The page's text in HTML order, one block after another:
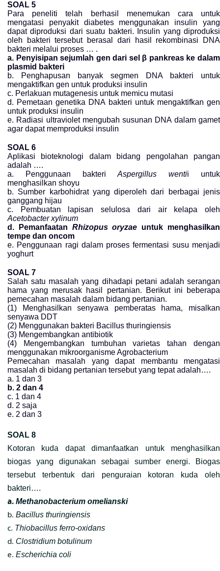
SOAL 5
Para peneliti telah berhasil menemukan cara untuk
mengatasi penyakit diabetes menggunakan insulin yang
dapat diproduksi dari suatu bakteri. Insulin yang diproduksi
oleh bakteri tersebut berasal dari hasil rekombinasi DNA
bakteri melalui proses … .
a. Penyisipan sejumlah gen dari sel β pankreas ke dalam
plasmid bakteri
b. Penghapusan banyak segmen DNA bakteri untuk
mengaktifkan gen untuk produksi insulin
c. Perlakuan mutagenesis untuk memicu mutasi
d. Pemetaan genetika DNA bakteri untuk mengaktifkan gen
untuk produksi insulin
e. Radiasi ultraviolet mengubah susunan DNA dalam gamet
agar dapat memproduksi insulin
SOAL 6
Aplikasi bioteknologi dalam bidang pengolahan pangan
adalah ….
a. Penggunaan bakteriAspergillus wentii untuk
menghasilkan shoyu
b. Sumber karbohidrat yang diperoleh dari berbagai jenis
ganggang hijau
c. Pembuatan lapisan selulosa dari air kelapa oleh
Acetobacter xylinum
d. Pemanfaatan Rhizopus oryzae untuk menghasilkan
tempe dan oncom
e. Penggunaan ragi dalam proses fermentasi susu menjadi
yoghurt
SOAL 7
Salah satu masalah yang dihadapi petani adalah serangan
hama yang merusak hasil pertanian. Berikut ini beberapa
pemecahan masalah dalam bidang pertanian.
(1) Menghasilkan senyawa pemberatas hama, misalkan
senyawa DDT
(2) Menggunakan bakteri Bacillus thuringiensis
(3) Mengembangkan antibiotik
(4) Mengembangkan tumbuhan varietas tahan dengan
menggunakan mikroorganisme Agrobacterium
Pemecahan masalah yang dapat membantu mengatasi
masalah di bidang pertanian tersebut yang tepat adalah….
a. 1 dan 3
b. 2 dan 4
c. 1 dan 4
d. 2 saja
e. 2 dan 3
SOAL 8
Kotoran kuda dapat dimanfaatkan untuk menghasilkan
biogas yang digunakan sebagai sumber energi. Biogas
tersebut terbentuk dari penguraian kotoran kuda oleh
bakteri….
a. Methanobacterium omelianski
b. Bacillus thuringiensis
c. Thiobacillus ferro-oxidans
d. Clostridium botulinum
e. Escherichia coli